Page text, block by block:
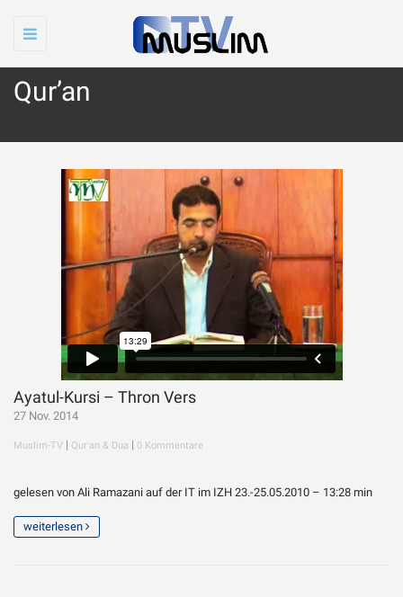
Toggle
Qur’an
Ayatul-Kursi – Thron Vers
27 Nov. 2014
Muslim-TV | Qur'an & Dua | 0 Kommentare
gelesen von Ali Ramazani auf der IT im IZH 23.-25.05.2010 – 13:28 min
weiterlesen